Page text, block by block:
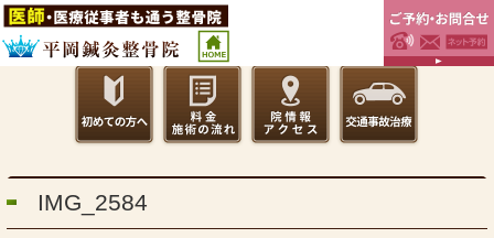
IMG_2584